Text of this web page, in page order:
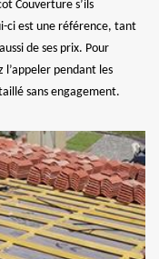
Couverture s’ils
ci est une référence, tant
de ses prix. Pour
l’appeler pendant les
sans engagement.